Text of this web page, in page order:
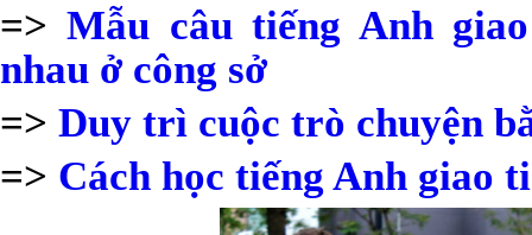
=>Mẫu câu tiếng Anh
nhau ở công sở
=> Duy trì cuộc trò chuyện
=> Cách học tiếng Anh giao